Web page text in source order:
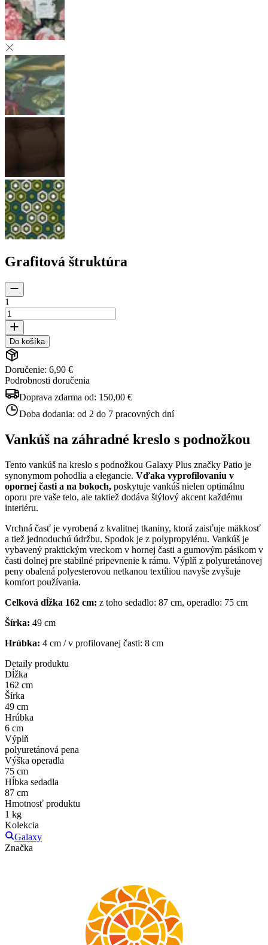
Grafitová štruktúra
1
Do košíka
Doručenie: 6,90 €
Podrobnosti doručenia
Doprava zdarma od: 150,00 €
Doba dodania: od 2 do 7 pracovných dní
Vankúš na záhradné kreslo s podnožkou
Tento vankúš na kreslo s podnožkou Galaxy Plus značky Patio je
synonymom pohodlia a elegancie. Vďaka vyprofilovaniu v
opornej časti a na bokoch, poskytuje vankúš nielen optimálnu
oporu pre vaše telo, ale taktiež dodáva štýlový akcent každému
interiéru.
Vrchná časť je vyrobená z kvalitnej tkaniny, ktorá zaisťuje mäkkosť
a tiež jednoduchú údržbu. Spodok je z polypropylénu. Vankúš je
vybavený praktickým vreckom v hornej časti a gumovým pásikom v
časti dolnej pre stabilné pripevnenie k rámu. Výplň z polyuretánovej
peny obalená polyesterovou netkanou textíliou navyše zvyšuje
komfort používania.
Celková dĺžka 162 cm: z toho sedadlo: 87 cm, operadlo: 75 cm
Šírka: 49 cm
Hrúbka: 4 cm / v profilovanej časti: 8 cm
Detaily produktu
Dĺžka
162 cm
Šírka
49 cm
Hrúbka
6 cm
Výplň
polyuretánová pena
Výška operadla
75 cm
Hĺbka sedadla
87 cm
Hmotnosť produktu
1 kg
Kolekcia
Galaxy
Značka